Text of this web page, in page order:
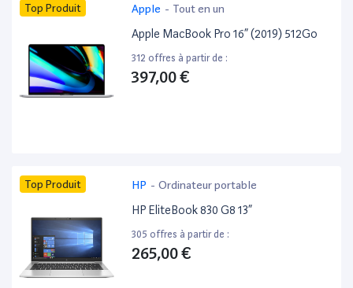
Top Produit Apple - Tout en un
Apple MacBook Pro 16” (2019) 512Go
312 offres à partir de :
397,00 €
Top Produit HP - Ordinateur portable
HP EliteBook 830 G8 13”
305 offres à partir de :
265,00 €